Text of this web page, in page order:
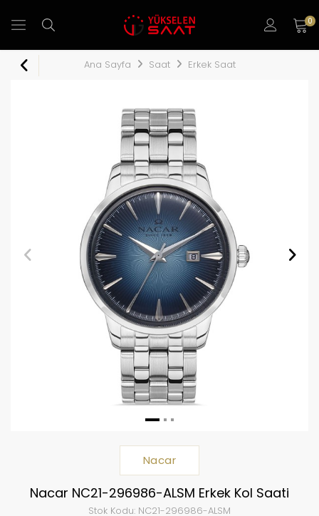
0
Ana Sayfa Saat Erkek Saat
Nacar
Nacar NC21-296986-ALSM Erkek Kol Saati
Stok Kodu: NC21-296986-ALSM